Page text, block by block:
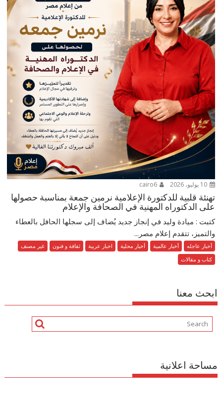
10 يوليو، 2026 cairo6
تهنئة قلبية للدكتورة الإعلامية نرمين جمعة بمناسبة حصولها
على الدكتوراه المهنية في الصحافة والإعلام
كتبت : ميادة وليد في إنجاز جديد يُضاف إلى سجلها الحافل بالعطاء
والتميز، تتقدم إعلام مصر...
أخبار عاجله أخبار عالمية أخبار محلية اخبار عربية ثقافة و فنون
غير مصنف
كتاب و مقالات
ابحث معنا
مساحة اعلانية